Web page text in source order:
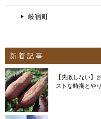
岐宿町
新 着 記 事
【失敗しない】
ストな時期とや